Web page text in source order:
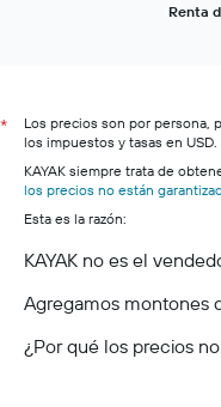
Renta
*
Los precios son por persona,
los impuestos y tasas en USD.
KAYAK siempre trata de
los precios no están
Esta es la razón:
KAYAK no es el
Agregamos montones
¿Por qué los precios